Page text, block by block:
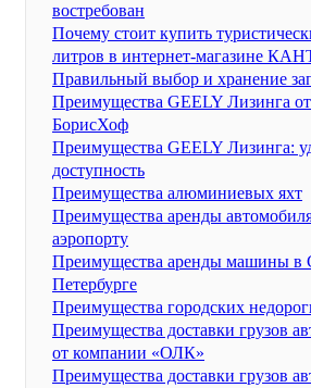
востребован
Почему стоит купить
литров в интернет-магазине
Правильный выбор и хранение
Преимущества GEELY Лизинга
БорисХоф
Преимущества GEELY Лизинга:
доступность
Преимущества алюминиевых яхт
Преимущества аренды
аэропорту
Преимущества аренды машины в
Петербурге
Преимущества городских
Преимущества доставки грузов
от компании «ОЛК»
Преимущества доставки грузов